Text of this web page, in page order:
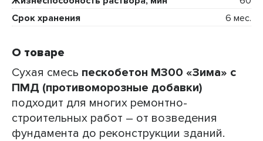
Срок хранения
6 мес.
О товаре
Сухая смесь пескобетон М300 «Зима» с
ПМД (противоморозные добавки)
подходит для многих ремонтно-
строительных работ – от возведения
фундамента до реконструкции зданий.